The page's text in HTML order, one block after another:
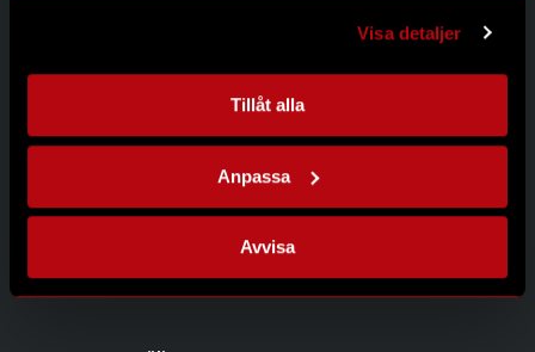
Visa detaljer
Tillåt alla
Anpassa
Avvisa
08-626 95 00
info@modernum.se
Måndag-Torsdag 08.00-16.30